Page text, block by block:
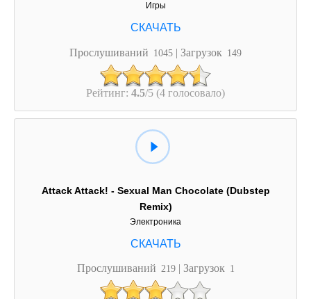
Игры
Прослушиваний 1045 | Загрузок 149
Рейтинг: 4.5/5 (4 голосовало)
Attack Attack! - Sexual Man Chocolate (Dubstep
Remix)
Электроника
Прослушиваний 219 | Загрузок 1